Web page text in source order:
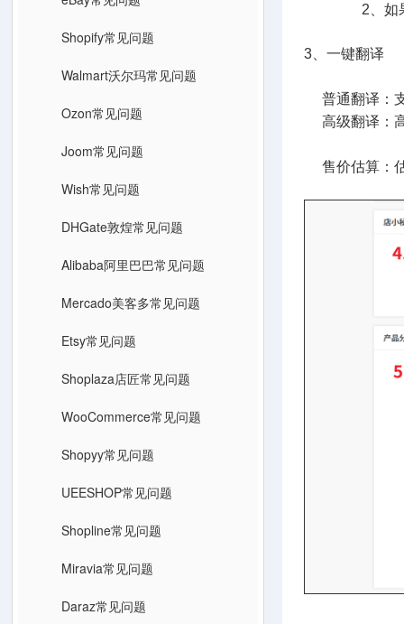
Shopify常见问题
Walmart沃尔玛常见问题
Ozon常见问题
Joom常见问题
Wish常见问题
DHGate敦煌常见问题
Alibaba阿里巴巴常见问题
Mercado美客多常见问题
Etsy常见问题
Shoplaza店匠常见问题
WooCommerce常见问题
Shopyy常见问题
UEESHOP常见问题
Shopline常见问题
Miravia常见问题
Daraz常见问题
2、如果是多
3、一键翻译
普通翻译：
高级翻译：高
售价估算：